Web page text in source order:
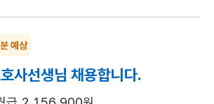
예상
사선생님 채용합니다.